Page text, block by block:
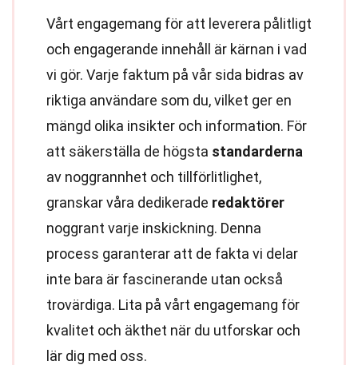
Vårt engagemang för att leverera pålitligt
och engagerande innehåll är kärnan i vad
vi gör. Varje faktum på vår sida bidras av
riktiga användare som du, vilket ger en
mängd olika insikter och information. För
att säkerställa de högsta standarderna
av noggrannhet och tillförlitlighet,
granskar våra dedikerade redaktörer
noggrant varje inskickning. Denna
process garanterar att de fakta vi delar
inte bara är fascinerande utan också
trovärdiga. Lita på vårt engagemang för
kvalitet och äkthet när du utforskar och
lär dig med oss.